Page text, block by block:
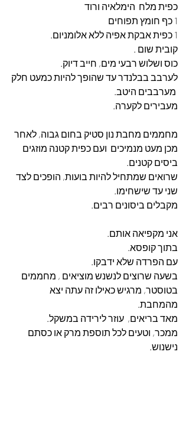
כפית מלח  הימלאיה ורוד
1 כף חומץ תפוחים
1 כפית אבקת אפיה ללא אלומניום.
קובית שום .
כוס ושלוש רבעי מים, חייב דיוק.
לערבב בבלנדר עד שהופך להיות כמעט חלק
מעבירים לקערה.
מחממים מחבת נון סטיק בחום גבוה, לאחר
מכן מעט מנמיכים  ועם כפית קטנה מוזגים
ביסים קטנים.
שרואים שמתחיל להיות בועות, הופכים לצד
שני עד שישחימו.
מקבלים ביסונים רבים.
אני מקפיאה אותם.
בתוך קופסא.
עם הפרדה שלא ידבקו.
בשעה שרוצים לנשנש מוציאים , מחממים
בטוסטר, מרגיש כאילו זה עתה יצא
מהמחבת.
מאד בריאים,  עוזר לירידה במשקל.
ממכר, וטעים לכל תוספת מרק או כסתם
נישנוש.